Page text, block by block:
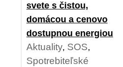
svete s čistou,
domácou a cenovo
dostupnou energiou
Aktuality, SOS,
Spotrebiteľské